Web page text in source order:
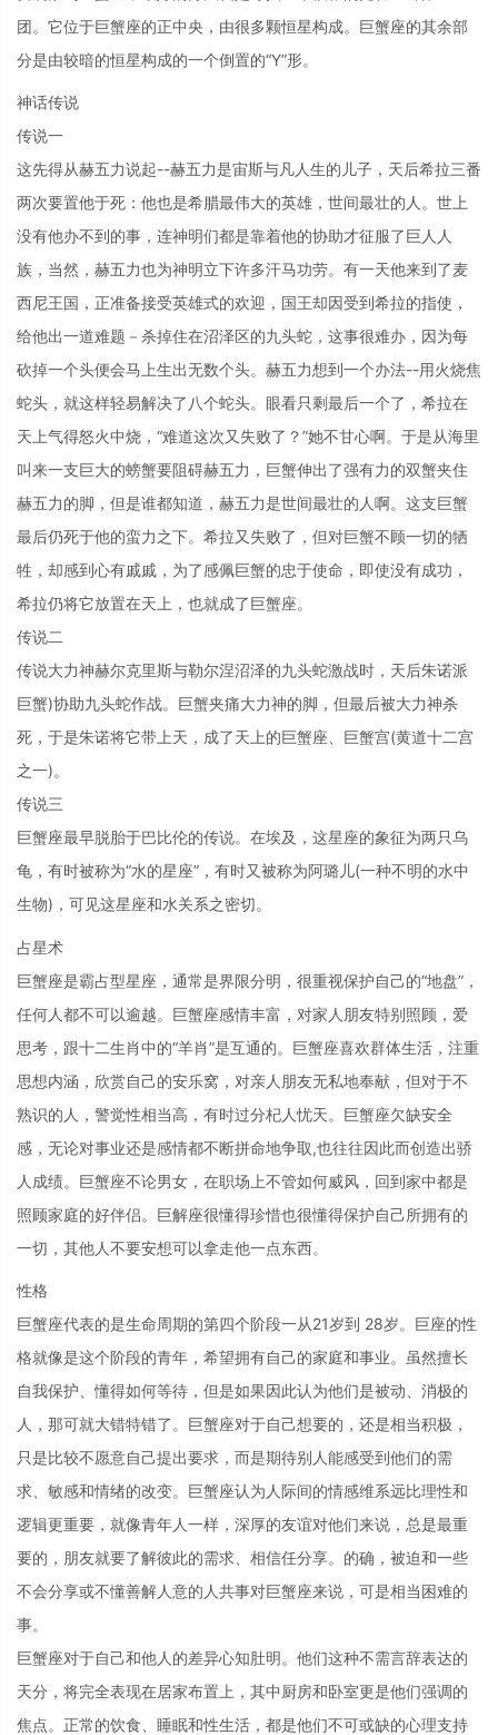
团。它位于巨蟹座的正中央，由很多颗恒星构成。巨蟹座的其余部
分是由较暗的恒星构成的一个倒置的“Y”形。
神话传说
传说一
这先得从赫五力说起--赫五力是宙斯与凡人生的儿子，天后希拉三番
两次要置他于死：他也是希腊最伟大的英雄，世间最壮的人。世上
没有他办不到的事，连神明们都是靠着他的协助才征服了巨人人
族，当然，赫五力也为神明立下许多汗马功劳。有一天他来到了麦
西尼王国，正准备接受英雄式的欢迎，国王却因受到希拉的指使，
给他出一道难题－杀掉住在沼泽区的九头蛇，这事很难办，因为每
砍掉一个头便会马上生出无数个头。赫五力想到一个办法--用火烧焦
蛇头，就这样轻易解决了八个蛇头。眼看只剩最后一个了，希拉在
天上气得怒火中烧，“难道这次又失败了？”她不甘心啊。于是从海里
叫来一支巨大的螃蟹要阻碍赫五力，巨蟹伸出了强有力的双蟹夹住
赫五力的脚，但是谁都知道，赫五力是世间最壮的人啊。这支巨蟹
最后仍死于他的蛮力之下。希拉又失败了，但对巨蟹不顾一切的牺
牲，却感到心有戚戚，为了感佩巨蟹的忠于使命，即使没有成功，
希拉仍将它放置在天上，也就成了巨蟹座。
传说二
传说大力神赫尔克里斯与勒尔涅沼泽的九头蛇激战时，天后朱诺派
巨蟹)协助九头蛇作战。巨蟹夹痛大力神的脚，但最后被大力神杀
死，于是朱诺将它带上天，成了天上的巨蟹座、巨蟹宫(黄道十二宫
之一)。
传说三
巨蟹座最早脱胎于巴比伦的传说。在埃及，这星座的象征为两只乌
龟，有时被称为“水的星座”，有时又被称为阿璐儿(一种不明的水中
生物)，可见这星座和水关系之密切。
占星术
巨蟹座是霸占型星座，通常是界限分明，很重视保护自己的“地盘”，
任何人都不可以逾越。巨蟹座感情丰富，对家人朋友特别照顾，爱
思考，跟十二生肖中的“羊肖”是互通的。巨蟹座喜欢群体生活，注重
思想内涵，欣赏自己的安乐窝，对亲人朋友无私地奉献，但对于不
熟识的人，警觉性相当高，有时过分杞人忧天。巨蟹座欠缺安全
感，无论对事业还是感情都不断拼命地争取,也往往因此而创造出骄
人成绩。巨蟹座不论男女，在职场上不管如何威风，回到家中都是
照顾家庭的好伴侣。巨解座很懂得珍惜也很懂得保护自己所拥有的
一切，其他人不要安想可以拿走他一点东西。
性格
巨蟹座代表的是生命周期的第四个阶段一从21岁到 28岁。巨座的性
格就像是这个阶段的青年，希望拥有自己的家庭和事业。虽然擅长
自我保护、懂得如何等待，但是如果因此认为他们是被动、消极的
人，那可就大错特错了。巨蟹座对于自己想要的，还是相当积极，
只是比较不愿意自己提出要求，而是期待别人能感受到他们的需
求、敏感和情绪的改变。巨蟹座认为人际间的情感维系远比理性和
逻辑更重要，就像青年人一样，深厚的友谊对他们来说，总是最重
要的，朋友就要了解彼此的需求、相信任分享。的确，被迫和一些
不会分享或不懂善解人意的人共事对巨蟹座来说，可是相当困难的
事。
巨蟹座对于自己和他人的差异心知肚明。他们这种不需言辞表达的
天分，将完全表现在居家布置上，其中厨房和卧室更是他们强调的
焦点。正常的饮食、睡眠和性生活，都是他们不可或缺的心理支持